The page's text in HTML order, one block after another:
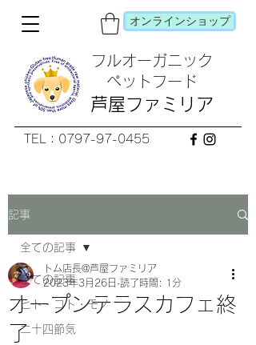
フルオーガニック
​ペットフード
芦屋ファミリア
TEL：0797-97-0455
オンラインショップ
記事
全ての記事
ヒト・コト・モノ
二十四節気
全ての記事
オープンテラスカフェ終
了
トム店長@芦屋ファミリア
2023年3月26日 読了時間: 1分